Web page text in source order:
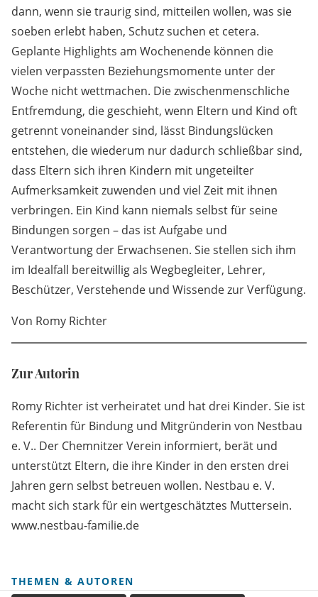
dann, wenn sie traurig sind, mitteilen wollen, was sie
soeben erlebt haben, Schutz suchen et cetera.
Geplante Highlights am Wochenende können die
vielen verpassten Beziehungsmomente unter der
Woche nicht wettmachen. Die zwischenmenschliche
Entfremdung, die geschieht, wenn Eltern und Kind oft
getrennt voneinander sind, lässt Bindungslücken
entstehen, die wiederum nur dadurch schließbar sind,
dass Eltern sich ihren Kindern mit ungeteilter
Aufmerksamkeit zuwenden und viel Zeit mit ihnen
verbringen. Ein Kind kann niemals selbst für seine
Bindungen sorgen – das ist Aufgabe und
Verantwortung der Erwachsenen. Sie stellen sich ihm
im Idealfall bereitwillig als Wegbegleiter, Lehrer,
Beschützer, Verstehende und Wissende zur Verfügung.
Von Romy Richter
Zur Autorin
Romy Richter ist verheiratet und hat drei Kinder. Sie ist
Referentin für Bindung und Mitgründerin von Nestbau
e. V.. Der Chemnitzer Verein informiert, berät und
unterstützt Eltern, die ihre Kinder in den ersten drei
Jahren gern selbst betreuen wollen. Nestbau e. V.
macht sich stark für ein wertgeschätztes Muttersein.
www.nestbau-familie.de
THEMEN & AUTOREN